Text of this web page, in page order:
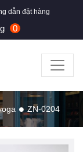
dẫn đặt hàng
0
ZN-0204